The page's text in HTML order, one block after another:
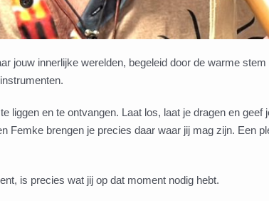
jouw innerlijke werelden, begeleid door de warme
liggen en te ontvangen. Laat los, laat je dragen en geef
Femke brengen je precies daar waar jij mag zijn. Een
is precies wat jij op dat moment nodig hebt.